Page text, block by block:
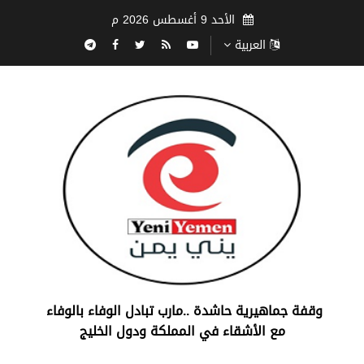
الأحد 9 أغسطس 2026 م
العربية
‏وقفة جماهيرية حاشدة ..مارب ‏تبادل الوفاء بالوفاء ‏
مع الأشقاء في المملكة ودول الخليج